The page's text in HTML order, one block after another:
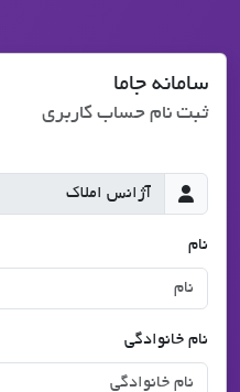
سامانه جاما
ثبت نام حساب کاربری
نام
نام خانوادگی